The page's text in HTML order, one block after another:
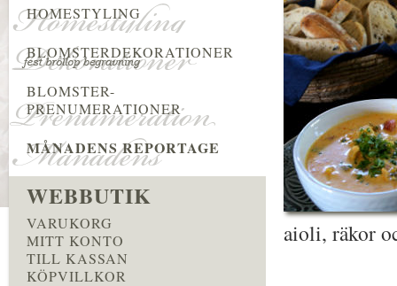
aioli, räkor
HOMESTYLING
BLOMSTERDEKORATIONER
BLOMSTER-
PRENUMERATIONER
MÅNADENS REPORTAGE
WEBBUTIK
VARUKORG
MITT KONTO
TILL KASSAN
KÖPVILLKOR